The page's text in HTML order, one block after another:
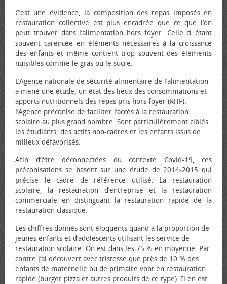
C’est une évidence, la composition des repas imposés en
restauration collective est plus encadrée que ce que l’on
peut trouver dans l’alimentation hors foyer. Celle ci étant
souvent carencée en éléments nécessaires à la croissance
des enfants et même contient trop souvent des éléments
nuisibles comme le gras ou le sucre.
L’Agence nationale de sécurité alimentaire de l’alimentation
a mené une étude, un état des lieux des consommations et
apports nutritionnels des repas pris hors foyer (RHF).
l’Agence préconise de faciliter l’accès à la restauration
scolaire au plus grand nombre. Sont particulièrement ciblés
les étudiants, des actifs non-cadres et les enfants issus de
milieux défavorisés.
Afin d’être déconnectées du contexte Covid-19, ces
préconisations se basent sur une étude de 2014-2015 qui
précise le cadre de référence utilisé. La restauration
scolaire, la restauration d’entreprise et la restauration
commerciale en distinguant la restauration rapide de la
restauration classique.
Les chiffres donnés sont éloquents quand à la proportion de
jeunes enfants et d’adolescents utilisant les service de
restauration scolaire. On est dans les 75 % en moyenne. Par
contre j’ai découvert avec tristesse que près de 10 % des
enfants de maternelle ou de primaire vont en restauration
rapide (burger pizza et autres produits de ce type). Il en est